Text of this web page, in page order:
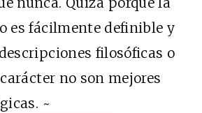
es fácilmente definible y
filosóficas o
no son mejores
~